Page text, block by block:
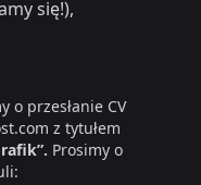
się!),
o przesłanie CV
z tytułem
Prosimy o